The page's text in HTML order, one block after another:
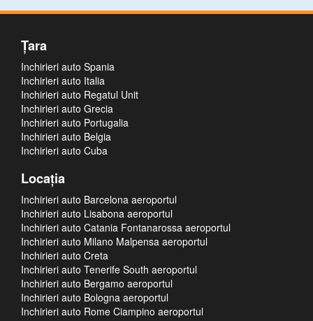
Ţara
Inchirieri auto Spania
Inchirieri auto Italia
Inchirieri auto Regatul Unit
Inchirieri auto Grecia
Inchirieri auto Portugalia
Inchirieri auto Belgia
Inchirieri auto Cuba
Locaţia
Inchirieri auto Barcelona aeroportul
Inchirieri auto Lisabona aeroportul
Inchirieri auto Catania Fontanarossa aeroportul
Inchirieri auto Milano Malpensa aeroportul
Inchirieri auto Creta
Inchirieri auto Tenerife South aeroportul
Inchirieri auto Bergamo aeroportul
Inchirieri auto Bologna aeroportul
Inchirieri auto Rome Ciampino aeroportul